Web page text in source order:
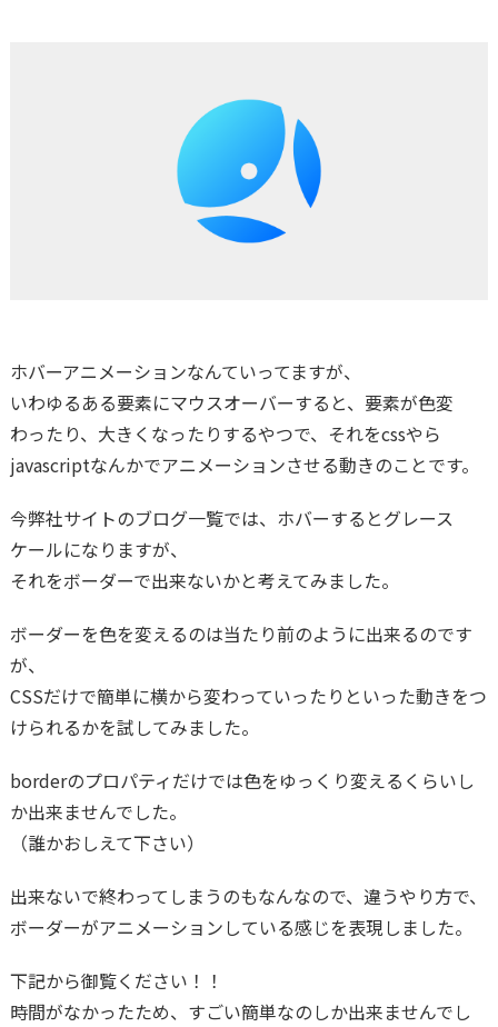
ホバーアニメーションなんていってますが、
いわゆるある要素にマウスオーバーすると、要素が色変
わったり、大きくなったりするやつで、それをcssやら
javascriptなんかでアニメーションさせる動きのことです。
今弊社サイトのブログ一覧では、ホバーするとグレース
ケールになりますが、
それをボーダーで出来ないかと考えてみました。
ボーダーを色を変えるのは当たり前のように出来るのです
が、
CSSだけで簡単に横から変わっていったりといった動きをつ
けられるかを試してみました。
borderのプロパティだけでは色をゆっくり変えるくらいし
か出来ませんでした。
（誰かおしえて下さい）
出来ないで終わってしまうのもなんなので、違うやり方で、
ボーダーがアニメーションしている感じを表現しました。
下記から御覧ください！！
時間がなかったため、すごい簡単なのしか出来ませんでし